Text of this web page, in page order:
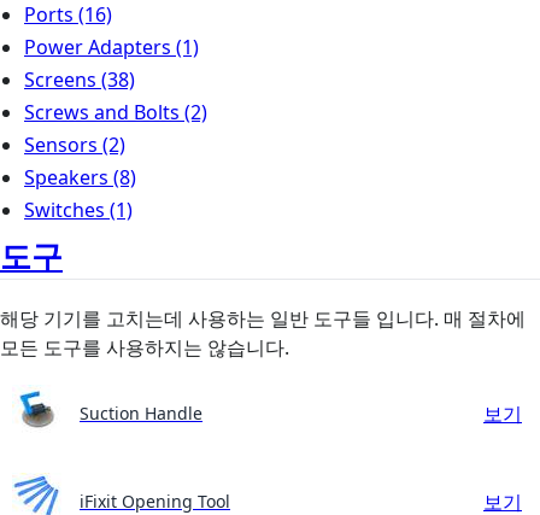
Ports (16)
Power Adapters (1)
Screens (38)
Screws and Bolts (2)
Sensors (2)
Speakers (8)
Switches (1)
도구
해당 기기를 고치는데 사용하는 일반 도구들 입니다. 매 절차에
모든 도구를 사용하지는 않습니다.
Suction Handle 보기
iFixit Opening Tool 보기